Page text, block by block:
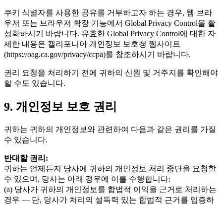
쿠키 식별자를 사용한 공유를 거부하고자 하는 경우, 웹 브라
우저 또는 브라우저 확장 기능에서 Global Privacy Control을 활
성화하시기 바랍니다. 유효한 Global Privacy Control에 대한 자
세한 내용은 캘리포니아 개인정보 보호청 웹사이트
(https://oag.ca.gov/privacy/ccpa)를 참조하시기 바랍니다.
권리 요청을 처리하기 전에 귀하의 신원 및 거주지를 확인해야
할 수도 있습니다.
9. 개인정보 보호 권리
귀하는 귀하의 개인정보와 관련하여 다음과 같은 권리를 가질
수 있습니다.
반대할 권리:
귀하는 언제든지 당사에 귀하의 개인정보 처리 중단을 요청할
수 있으며, 당사는 아래 경우에 이를 수행합니다:
(a) 당사가 귀하의 개인정보를 합법적 이익을 근거로 처리하는
경우 — 단, 당사가 처리의 설득력 있는 합법적 근거를 입증하